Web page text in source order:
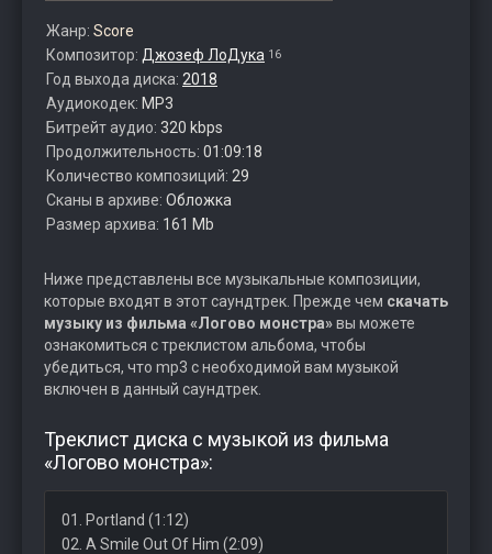
Жанр: Score
Композитор: Джозеф ЛоДука 16
Год выхода диска: 2018
Аудиокодек: MP3
Битрейт аудио: 320 kbps
Продолжительность: 01:09:18
Количество композиций: 29
Сканы в архиве: Обложка
Размер архива: 161 Mb
Ниже представлены все музыкальные композиции,
которые входят в этот саундтрек. Прежде чем скачать
музыку из фильма «Логово монстра»вы можете
ознакомиться с треклистом альбома, чтобы
убедиться, что mp3 с необходимой вам музыкой
включен в данный саундтрек.
Треклист диска с музыкой из фильма
«Логово монстра»:
01. Portland (1:12)
02. A Smile Out Of Him (2:09)